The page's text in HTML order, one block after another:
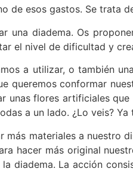
de esos gastos. Se trata
diadema. Os
el nivel de dificultad y
a utilizar, o también
queremos conformar
unas flores artificiales
a un lado. ¿Lo veis?
materiales a nuestro
hacer más original
diadema. La acción